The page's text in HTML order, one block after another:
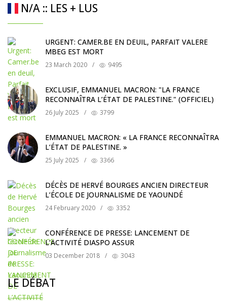
N/A :: LES + LUS
URGENT: CAMER.BE EN DEUIL, PARFAIT VALERE
MBEG EST MORT
23 March 2020 / 9495
EXCLUSIF, EMMANUEL MACRON: "LA FRANCE
RECONNAÎTRA L’ÉTAT DE PALESTINE." (OFFICIEL)
26 July 2025 / 3799
EMMANUEL MACRON: « LA FRANCE RECONNAÎTRA
L’ÉTAT DE PALESTINE. »
25 July 2025 / 3366
DÉCÈS DE HERVÉ BOURGES ANCIEN DIRECTEUR
L’ÉCOLE DE JOURNALISME DE YAOUNDÉ
24 February 2020 / 3352
CONFÉRENCE DE PRESSE: LANCEMENT DE
L’ACTIVITÉ DIASPO ASSUR
03 December 2018 / 3043
LE DÉBAT